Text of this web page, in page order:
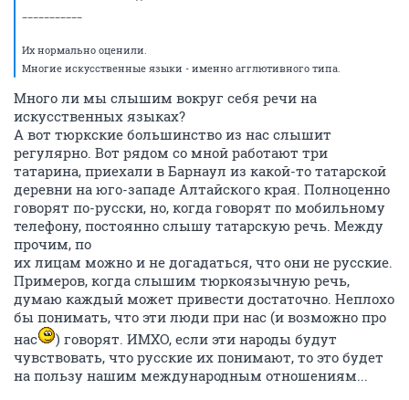
Их нормально оценили.
Многие искусственные языки - именно агглютивного типа.
Много ли мы слышим вокруг себя речи на
искусственных языках?
А вот тюркские большинство из нас слышит
регулярно. Вот рядом со мной работают три
татарина, приехали в Барнаул из какой-то татарской
деревни на юго-западе Алтайского края. Полноценно
говорят по-русски, но, когда говорят по мобильному
телефону, постоянно слышу татарскую речь. Между
прочим, по
их лицам можно и не догадаться, что они не русские.
Примеров, когда слышим тюркоязычную речь,
думаю каждый может привести достаточно. Неплохо
бы понимать, что эти люди при нас (и возможно про
нас
) говорят. ИМХО, если эти народы будут
чувствовать, что русские их понимают, то это будет
на пользу нашим международным отношениям...